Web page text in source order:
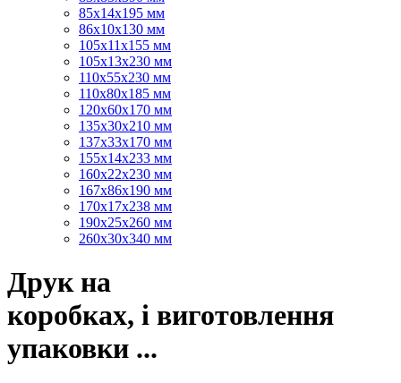
85х14х195 мм
86х10х130 мм
105х11х155 мм
105х13х230 мм
110х55х230 мм
110х80х185 мм
120х60х170 мм
135х30х210 мм
137х33х170 мм
155х14х233 мм
160х22х230 мм
167х86х190 мм
170х17х238 мм
190х25х260 мм
260х30х340 мм
Друк на
коробках, і виготовлення
упаковки ...